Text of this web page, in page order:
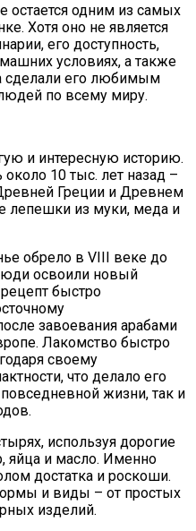
остается одним из самых
Хотя оно не является
его доступность,
условиях, а также
сделали его любимым
по всему миру.
и интересную историю.
10 тыс. лет назад –
Греции и Древнем
лепешки из муки, меда и
обрело в VIII веке до
освоили новый
быстро
завоевания арабами
Лакомство быстро
своему
что делало его
жизни, так и
используя дорогие
яйца и масло. Именно
достатка и роскоши.
и виды – от простых
изделий.